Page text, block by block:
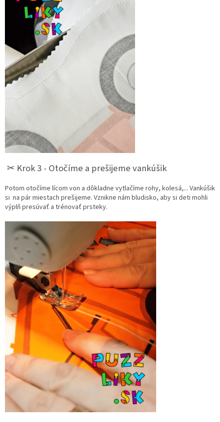
✂︎ Krok 3 - Otočíme a prešijeme vankúšik
Potom otočíme lícom von a dôkladne vytlačíme rohy, kolesá,... Vankúšik
si na pár miestach prešijeme. Vznikne nám bludisko, aby si deti mohli
výplň presúvať a trénovať prsteky.